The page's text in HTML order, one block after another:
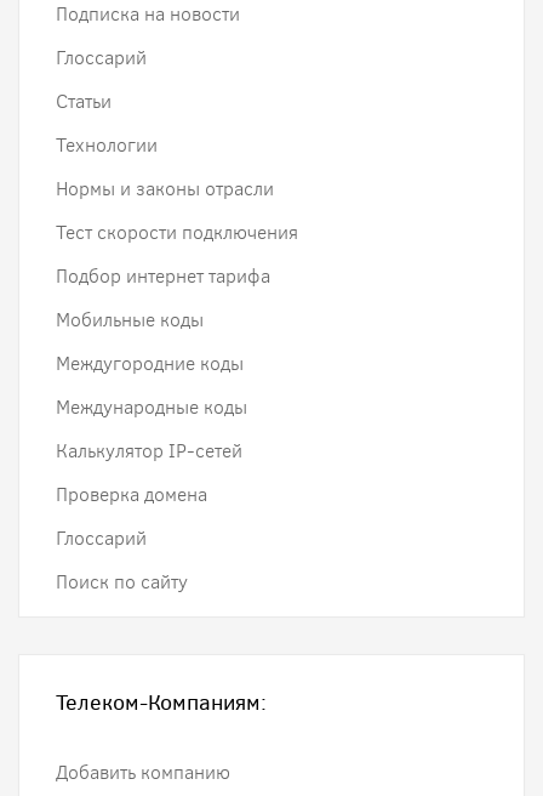
Подписка на новости
Глоссарий
Статьи
Технологии
Нормы и законы отрасли
Тест скорости подключения
Подбор интернет тарифа
Мобильные коды
Междугородние коды
Международные коды
Калькулятор IP-сетей
Проверка домена
Глоссарий
Поиск по сайту
Телеком-Компаниям:
Добавить компанию